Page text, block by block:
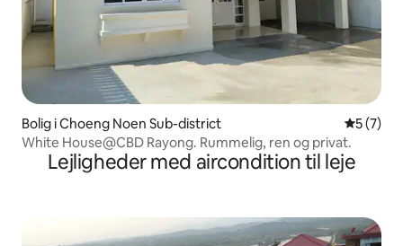
Bolig i Choeng Noen Sub-district 5 ud af 5
5 (7)
White House@CBD Rayong. Rummelig, ren og privat.
Lejligheder med aircondition til leje